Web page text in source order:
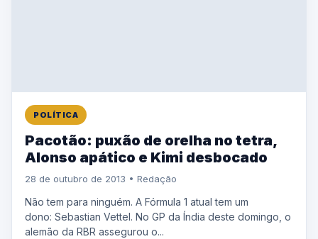
POLÍTICA
Pacotão: puxão de orelha no tetra,
Alonso apático e Kimi desbocado
28 de outubro de 2013 • Redação
Não tem para ninguém. A Fórmula 1 atual tem um
dono: Sebastian Vettel. No GP da Índia deste domingo, o
alemão da RBR assegurou o...